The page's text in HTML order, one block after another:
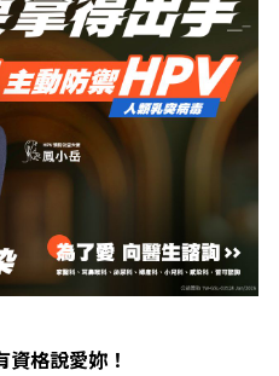
格說愛妳！